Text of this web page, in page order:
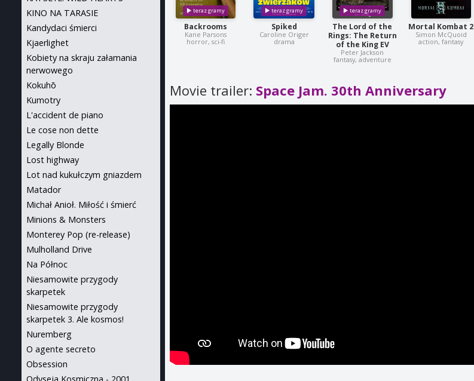
Backrooms
Kane Parsons
horror, sci-fi
Spiked
Caroline Origer
drama
The Lord of the
Rings: The Return
of the King EV
Peter Jackson
fantasy, adventure
Mortal Kombat 2
Simon McQuoid
action, fantasy
Movie trailer: Space Jam. 30th Anniversary
KINO NA TARASIE
Kandydaci śmierci
Kjaerlighet
Kobiety na skraju załamania
nerwowego
Kokuhō
Kumotry
L'accident de piano
Le cose non dette
Legally Blonde
Lost highway
Lot nad kukułczym gniazdem
Matador
Michał Anioł. Miłość i śmierć
Minions & Monsters
Monterey Pop (re-release)
Mulholland Drive
Na Północ
Niesamowite przygody
skarpetek
Niesamowite przygody
skarpetek 3. Ale kosmos!
Nuremberg
O agente secreto
Obsession